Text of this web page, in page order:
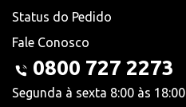
Status do Pedido
Fale Conosco
0800 727 2273
Segunda à sexta 8:00 às 18:00